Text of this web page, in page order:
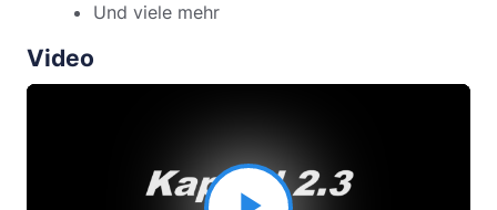
Und viele mehr
Video